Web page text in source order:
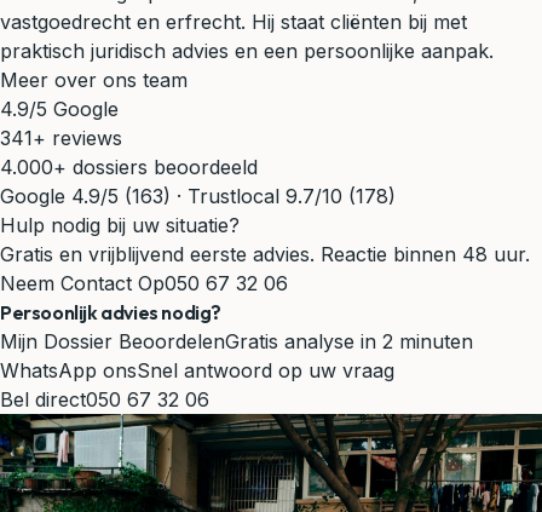
vastgoedrecht en erfrecht. Hij staat cliënten bij met
praktisch juridisch advies en een persoonlijke aanpak.
Meer over ons team
4.9/5 Google
341+ reviews
4.000+ dossiers beoordeeld
Google 4.9/5 (163) · Trustlocal 9.7/10 (178)
Hulp nodig bij uw situatie?
Gratis en vrijblijvend eerste advies. Reactie binnen 48 uur.
Neem Contact Op050 67 32 06
Persoonlijk advies nodig?
Mijn Dossier BeoordelenGratis analyse in 2 minuten
WhatsApp onsSnel antwoord op uw vraag
Bel direct050 67 32 06